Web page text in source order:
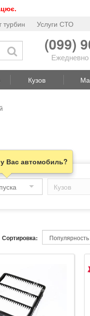
турбин Услуги СТО
(099)
Кузов
у Вас автомобиль?
Сортировка: